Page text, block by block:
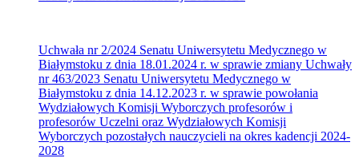
Uchwała nr 2/2024 Senatu Uniwersytetu Medycznego w
Białymstoku z dnia 18.01.2024 r. w sprawie zmiany Uchwały
nr 463/2023 Senatu Uniwersytetu Medycznego w
Białymstoku z dnia 14.12.2023 r. w sprawie powołania
Wydziałowych Komisji Wyborczych profesorów i
profesorów Uczelni oraz Wydziałowych Komisji
Wyborczych pozostałych nauczycieli na okres kadencji 2024-
2028